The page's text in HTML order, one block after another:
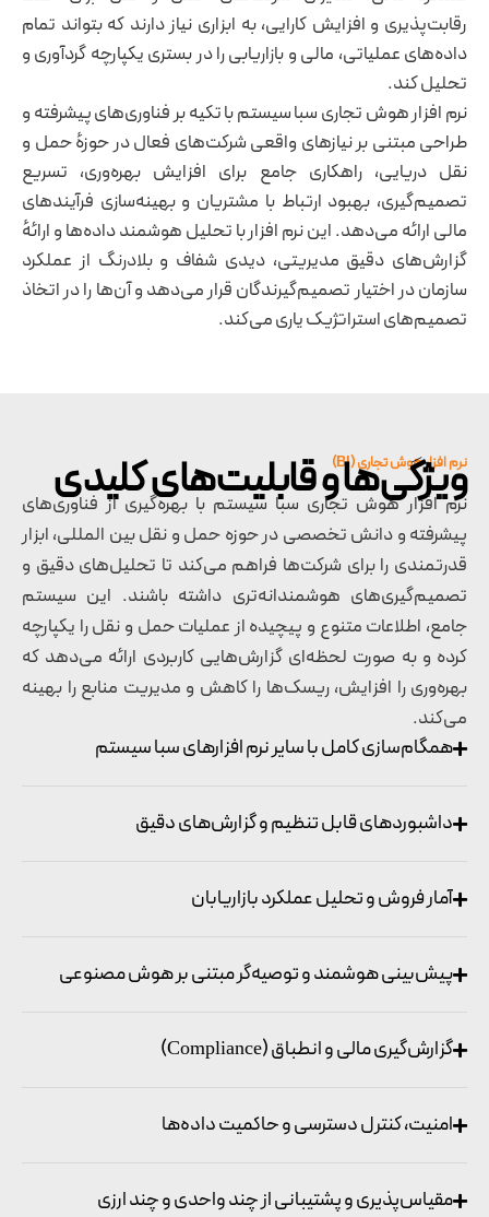
رقابت‌پذیری و افزایش کارایی، به ابزاری نیاز دارند که بتواند تمام
داده‌های عملیاتی، مالی و بازاریابی را در بستری یکپارچه گردآوری و
تحلیل کند.
نرم‌ افزار هوش تجاری سبا سیستم با تکیه بر فناوری‌های پیشرفته و
طراحی مبتنی بر نیازهای واقعی شرکت‌های فعال در حوزهٔ حمل ‌و
نقل دریایی، راهکاری جامع برای افزایش بهره‌وری، تسریع
تصمیم‌گیری، بهبود ارتباط با مشتریان و بهینه‌سازی فرآیندهای
مالی ارائه می‌دهد. این نرم ‌افزار با تحلیل هوشمند داده‌ها و ارائهٔ
گزارش‌های دقیق مدیریتی، دیدی شفاف و بلادرنگ از عملکرد
سازمان در اختیار تصمیم‌گیرندگان قرار می‌دهد و آن‌ها را در اتخاذ
تصمیم‌های استراتژیک یاری می‌کند.
نرم ‌افزار هوش تجاری (BI)​
ویژگی‌ها و قابلیت‌های کلیدی
‎نرم‌ افزار هوش تجاری سبا سیستم با بهره‌گیری از فناوری‌های
پیشرفته و دانش تخصصی در حوزه حمل و نقل بین ‌المللی، ابزار
قدرتمندی را برای شرکت‌ها فراهم می‌کند تا تحلیل‌های دقیق و
تصمیم‌گیری‌های هوشمندانه‌تری داشته باشند. این سیستم
جامع، اطلاعات متنوع و پیچیده از عملیات حمل و نقل را یکپارچه
کرده و به صورت لحظه‌ای گزارش‌هایی کاربردی ارائه می‌دهد که
بهره‌وری را افزایش، ریسک‌ها را کاهش و مدیریت منابع را بهینه
می‌کند.
همگام‌سازی کامل با سایر نرم ‌افزارهای سبا سیستم
داشبوردهای قابل تنظیم و گزارش‌های دقیق
آمار فروش و تحلیل عملکرد بازاریابان
پیش‌بینی هوشمند و توصیه‌گر مبتنی بر هوش مصنوعی
گزارش‌گیری مالی و انطباق (Compliance)
امنیت، کنترل دسترسی و حاکمیت داده‌ها
مقیاس‌پذیری و پشتیبانی از چند واحدی و چند ارزی